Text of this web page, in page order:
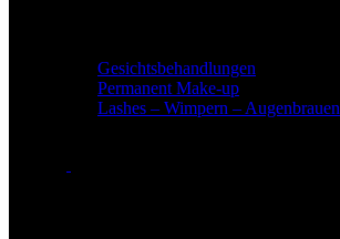
Gesichtsbehandlungen
Permanent Make-up
Lashes – Wimpern – Augenbrauen